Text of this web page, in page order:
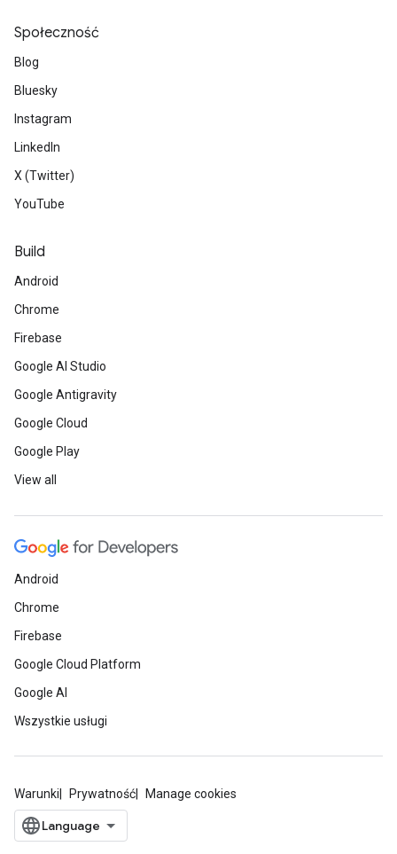
Społeczność
Blog
Bluesky
Instagram
LinkedIn
X (Twitter)
YouTube
Build
Android
Chrome
Firebase
Google AI Studio
Google Antigravity
Google Cloud
Google Play
View all
Android
Chrome
Firebase
Google Cloud Platform
Google AI
Wszystkie usługi
Warunki Prywatność Manage cookies